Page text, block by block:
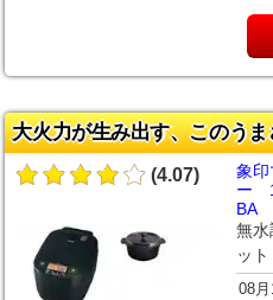
大火力が生み出す、このう
(4.07)
象
ー
BA
無
ット
08